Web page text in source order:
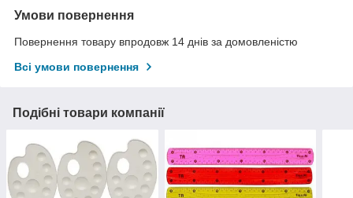
Умови повернення
Повернення товару впродовж 14 днів за домовленістю
Всі умови повернення
Подібні товари компанії